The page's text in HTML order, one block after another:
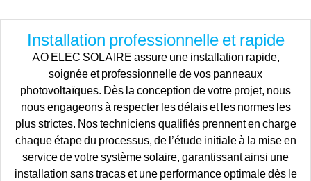
Installation professionnelle et rapide
AO ELEC SOLAIRE assure une installation rapide,
soignée et professionnelle de vos panneaux
photovoltaïques. Dès la conception de votre projet, nous
nous engageons à respecter les délais et les normes les
plus strictes. Nos techniciens qualifiés prennent en charge
chaque étape du processus, de l’étude initiale à la mise en
service de votre système solaire, garantissant ainsi une
installation sans tracas et une performance optimale dès le